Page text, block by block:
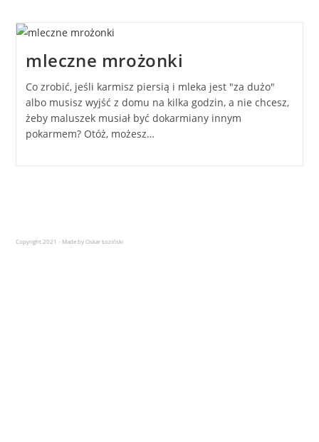
mleczne mrożonki
Co zrobić, jeśli karmisz piersią i mleka jest "za dużo"
albo musisz wyjść z domu na kilka godzin, a nie chcesz,
żeby maluszek musiał być dokarmiany innym
pokarmem? Otóż, możesz…
Copyright 2021 - Made by Oskar Łoziński